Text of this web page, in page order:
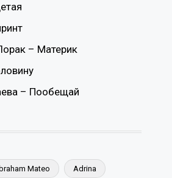
– Материк
– Пообещай
Mateo Adrina